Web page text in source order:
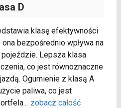
D
klasę efektywności
bezpośrednio wpływa na
Lepsza klasa
co jest równoznaczne
Ogumienie z klasą A
paliwa, co jest
... zobacz całość